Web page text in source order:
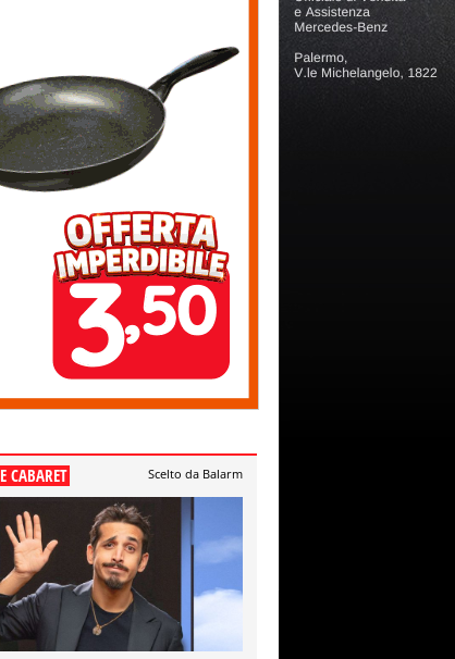
CABARET Scelto da Balarm